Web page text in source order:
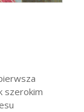
szerokim